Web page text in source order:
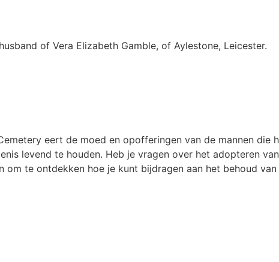
of Vera Elizabeth Gamble, of Aylestone, Leicester.
eert de moed en opofferingen van de mannen
levend te houden. Heb je vragen over het adopteren
te ontdekken hoe je kunt bijdragen aan het behoud